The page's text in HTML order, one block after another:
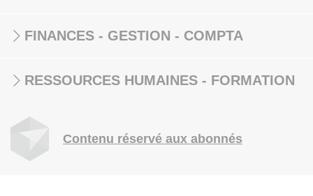
FINANCES - GESTION - COMPTA
RESSOURCES HUMAINES - FORMATION
Contenu réservé aux abonnés